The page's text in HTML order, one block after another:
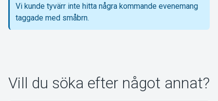
Vi kunde tyvärr inte hitta några kommande evenemang
taggade med småbrn.
Vill du söka efter något annat?